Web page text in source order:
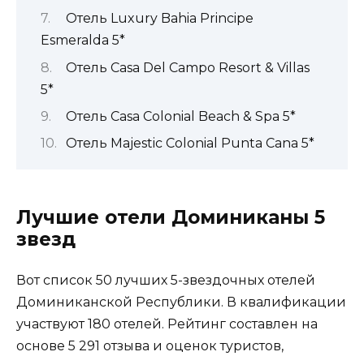
Отель Luxury Bahia Principe
Esmeralda 5*
Отель Casa Del Campo Resort & Villas
5*
Отель Casa Colonial Beach & Spa 5*
Отель Majestic Colonial Punta Cana 5*
Лучшие отели Доминиканы 5
звезд
Вот список 50 лучших 5-звездочных отелей
Доминиканской Республики. В квалификации
участвуют 180 отелей. Рейтинг составлен на
основе 5 291 отзыва и оценок туристов,